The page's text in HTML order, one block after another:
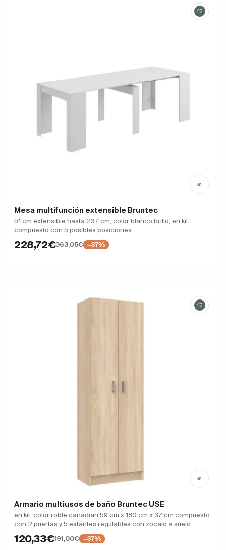
Mesa multifunción extensible Bruntec
51 cm extensible hasta 237 cm, color blanco brillo, en kit
compuesto con 5 posibles posiciones
228,72€363,05€ −37%
Armario multiusos de baño Bruntec USE
en kit, color roble canadian 59 cm x 180 cm x 37 cm compuesto
con 2 puertas y 5 estantes regulables con zócalo a suelo
120,33€191,00€ −37%